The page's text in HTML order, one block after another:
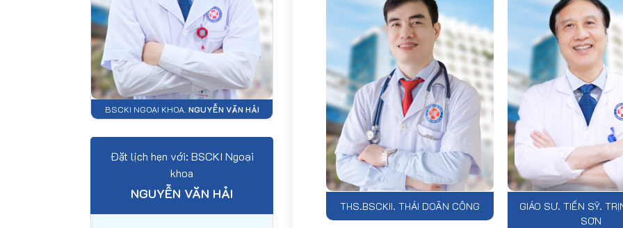
BSCKI NGOẠI KHOA. NGUYỄN VĂN HẢI
Đặt lịch hẹn với: BSCKI Ngoại
khoa
NGUYỄN VĂN HẢI
THS.BSCKII. THÁI DOÃN CÔNG
GIÁO SƯ. TIẾN SỸ.
SƠN